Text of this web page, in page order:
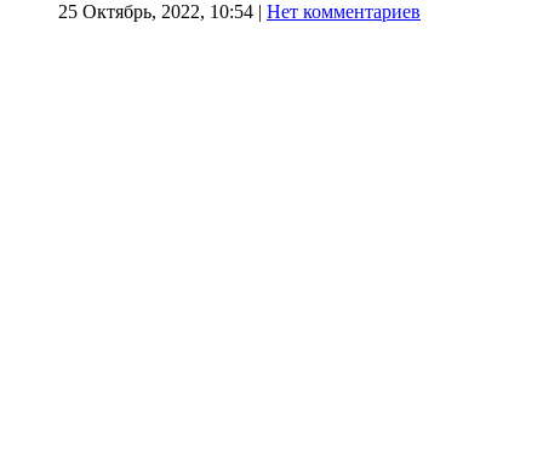
25 Октябрь, 2022, 10:54 | Нет комментариев